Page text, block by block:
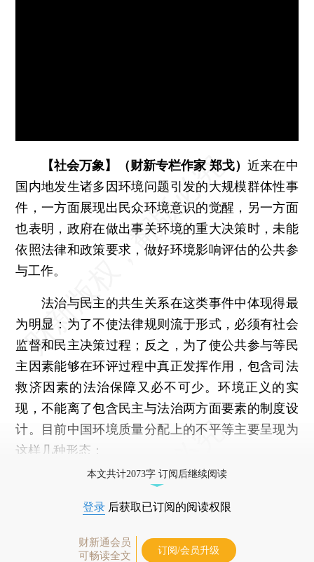
【社会万象】（财新专栏作家 郑戈）近来在中
国内地发生诸多因环境问题引发的大规模群体性事
件，一方面展现出民众环境意识的觉醒，另一方面
也表明，政府在做出事关环境的重大决策时，未能
依照法律和政策要求，做好环境影响评估的公共参
与工作。
法治与民主的共生关系在这类事件中体现得最
为明显：为了不使法律规则流于形式，必须有社会
监督和民主决策过程；反之，为了使公共参与等民
主因素能够在环评过程中真正发挥作用，包含司法
救济因素的法治保障又必不可少。环境正义的实
现，不能离了包含民主与法治两方面要素的制度设
计。目前中国环境质量分配上的不平等主要呈现为
这样几种形态：
本文共计2073字 订阅后继续阅读
登录 后获取已订阅的阅读权限
财新通会员
可畅读全文
订阅/会员升级